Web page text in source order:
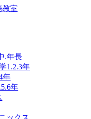
.年長
1.2.3年
年
年
ックス